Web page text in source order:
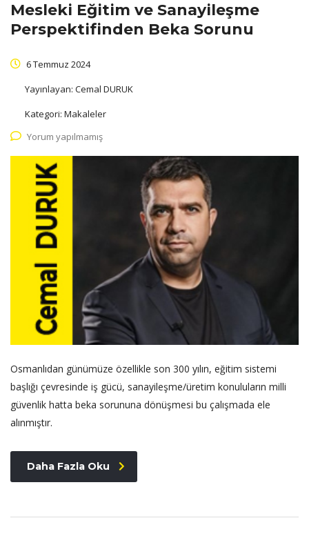
Mesleki Eğitim ve Sanayileşme
Perspektifinden Beka Sorunu
6 Temmuz 2024
Yayınlayan: Cemal DURUK
Kategori: Makaleler
Yorum yapılmamış
Osmanlıdan günümüze özellikle son 300 yılın, eğitim sistemi
başlığı çevresinde iş gücü, sanayileşme/üretim konuluların milli
güvenlik hatta beka sorununa dönüşmesi bu çalışmada ele
alınmıştır.
Daha Fazla Oku